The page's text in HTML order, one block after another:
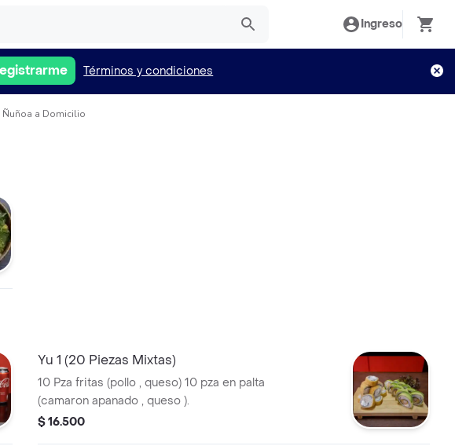
Ingreso
Términos y condiciones
Ñuñoa a Domicilio
Yu 1 (20 Piezas Mixtas)
10 Pza fritas (pollo , queso) 10 pza en palta
(camaron apanado , queso ).
$ 16.500